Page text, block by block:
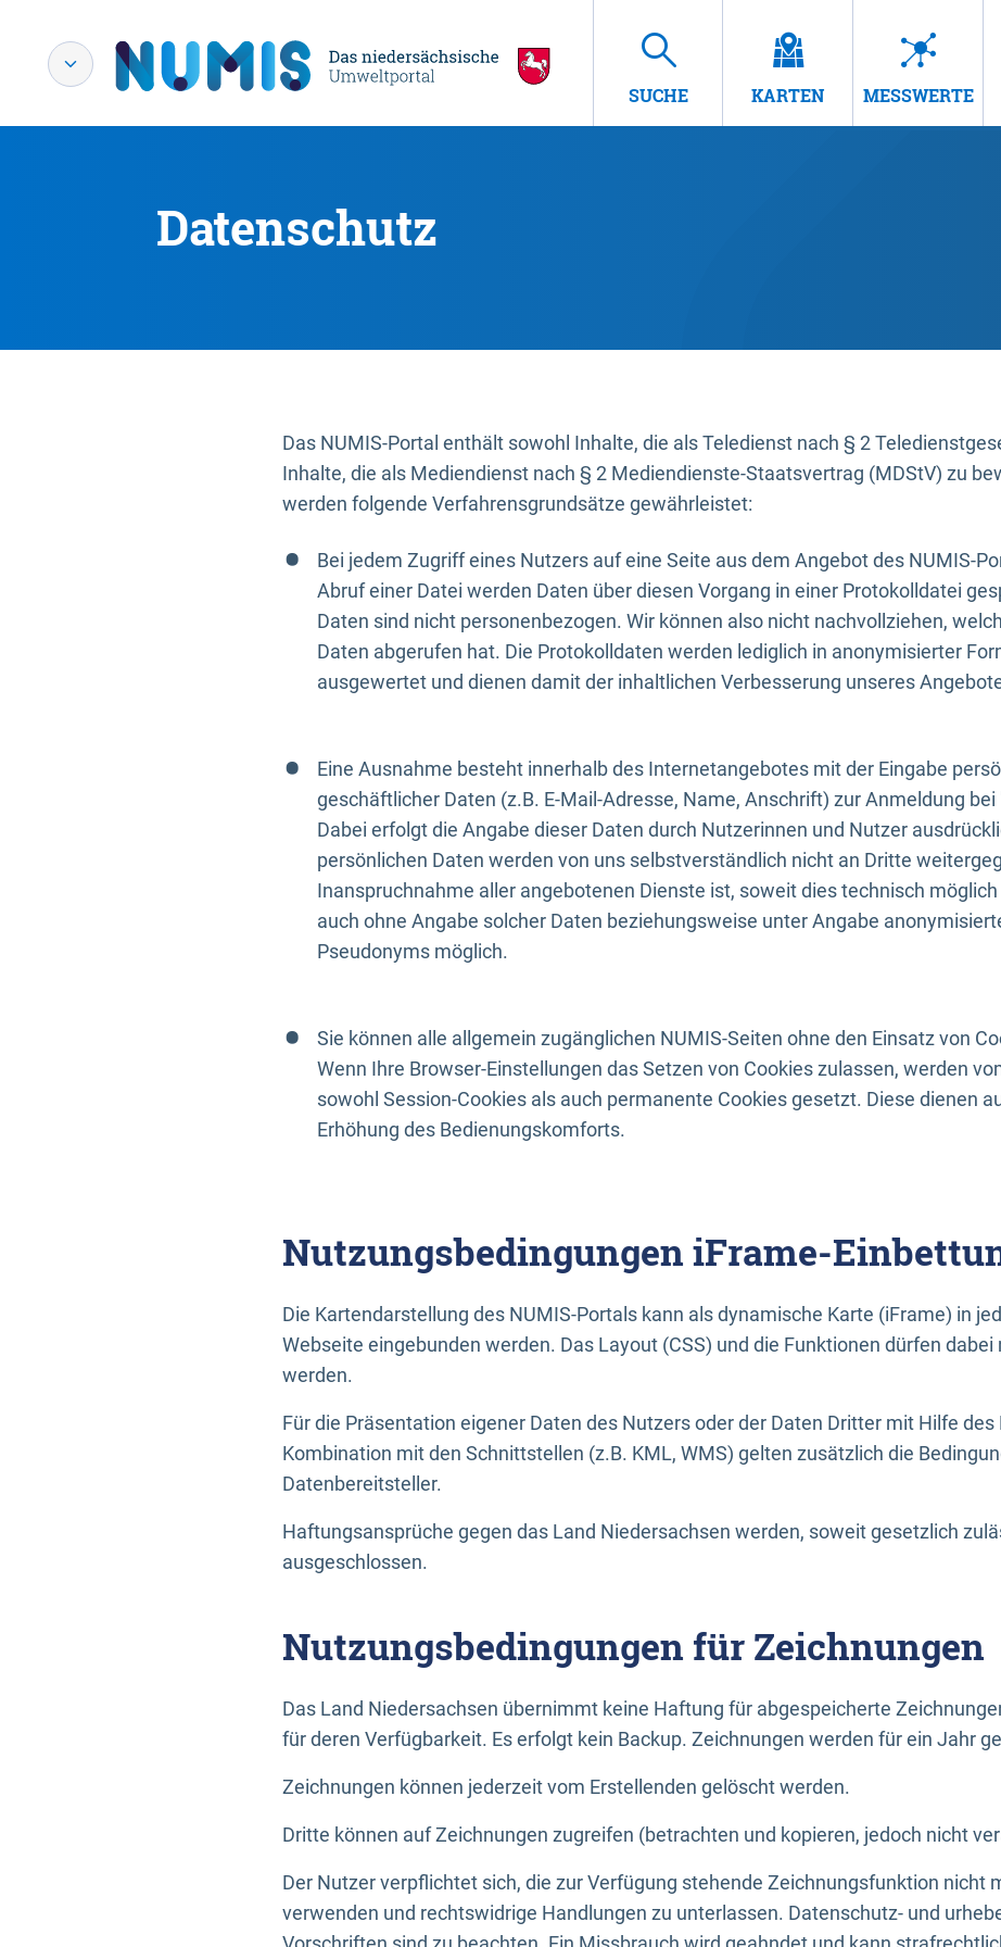
SUCHE KARTEN MESSWERTE
Datenschutz
Das NUMIS-Portal enthält sowohl Inhalte, die als Teledienst nach § 2
Inhalte, die als Mediendienst nach § 2 Mediendienste-Staatsvertrag (MDStV) zu
werden folgende Verfahrensgrundsätze gewährleistet:
Bei jedem Zugriff eines Nutzers auf eine Seite aus dem Angebot des NUMIS-
Abruf einer Datei werden Daten über diesen Vorgang in einer Protokolldatei
Daten sind nicht personenbezogen. Wir können also nicht nachvollziehen,
Daten abgerufen hat. Die Protokolldaten werden lediglich in anonymisierter
ausgewertet und dienen damit der inhaltlichen Verbesserung unseres
Eine Ausnahme besteht innerhalb des Internetangebotes mit der Eingabe
geschäftlicher Daten (z.B. E-Mail-Adresse, Name, Anschrift) zur Anmeldung bei
Dabei erfolgt die Angabe dieser Daten durch Nutzerinnen und Nutzer
persönlichen Daten werden von uns selbstverständlich nicht an Dritte
Inanspruchnahme aller angebotenen Dienste ist, soweit dies technisch
auch ohne Angabe solcher Daten beziehungsweise unter Angabe
Pseudonyms möglich.
Sie können alle allgemein zugänglichen NUMIS-Seiten ohne den Einsatz von
Wenn Ihre Browser-Einstellungen das Setzen von Cookies zulassen, werden
sowohl Session-Cookies als auch permanente Cookies gesetzt. Diese dienen
Erhöhung des Bedienungskomforts.
Nutzungsbedingungen iFrame-
Die Kartendarstellung des NUMIS-Portals kann als dynamische Karte (iFrame) in
Webseite eingebunden werden. Das Layout (CSS) und die Funktionen dürfen
werden.
Für die Präsentation eigener Daten des Nutzers oder der Daten Dritter mit Hilfe
Kombination mit den Schnittstellen (z.B. KML, WMS) gelten zusätzlich die
Datenbereitsteller.
Haftungsansprüche gegen das Land Niedersachsen werden, soweit gesetzlich
ausgeschlossen.
Nutzungsbedingungen für Zeichnungen
Das Land Niedersachsen übernimmt keine Haftung für abgespeicherte
für deren Verfügbarkeit. Es erfolgt kein Backup. Zeichnungen werden für ein Jahr
Zeichnungen können jederzeit vom Erstellenden gelöscht werden.
Dritte können auf Zeichnungen zugreifen (betrachten und kopieren, jedoch nicht
Der Nutzer verpflichtet sich, die zur Verfügung stehende Zeichnungsfunktion nicht
verwenden und rechtswidrige Handlungen zu unterlassen. Datenschutz- und